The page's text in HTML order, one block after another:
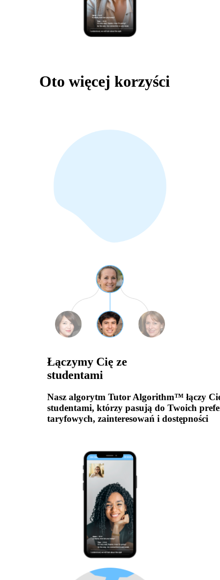
Oto więcej korzyści
Łączymy Cię ze
studentami
Nasz algorytm Tutor Algorithm™ łączy
studentami, którzy pasują do Twoich
taryfowych, zainteresowań i dostępności